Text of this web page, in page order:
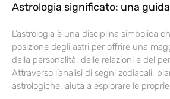
Astrologia significato: una
L’astrologia è una disciplina simbolica
posizione degli astri per offrire una
della personalità, delle relazioni e del
Attraverso l’analisi di segni zodiacali,
astrologiche, aiuta a esplorare le